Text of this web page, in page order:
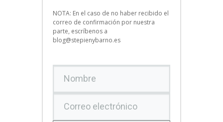
NOTA: En el caso de no haber recibido el
correo de confirmación por nuestra
parte, escríbenos a
blog@stepienybarno.es